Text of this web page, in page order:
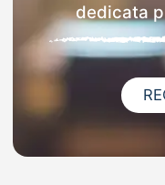
dedicata